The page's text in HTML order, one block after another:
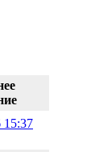
15:37